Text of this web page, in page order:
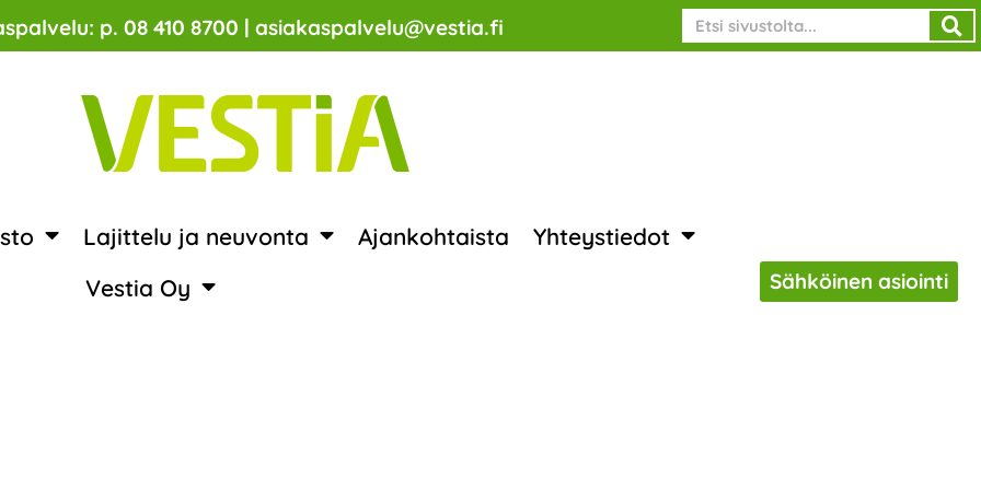
p. 08 410 8700 | asiakaspalvelu@vestia.fi Search
Lajittelu ja neuvonta Ajankohtaista
Yhteystiedot
Vestia Oy
Sähköinen asiointi